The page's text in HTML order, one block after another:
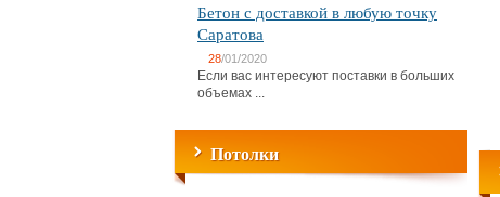
Бетон с доставкой в любую точку
Саратова
28/01/2020
Если вас интересуют поставки в больших
объемах ...
Потолки